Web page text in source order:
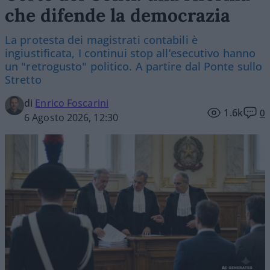
che difende la democrazia
La protesta dei magistrati contabili è
ingiustificata, I continui stop all’esecutivo hanno
un "retrogusto" politico. A partire dal Ponte sullo
Stretto
di Enrico Foscarini
6 Agosto 2026, 12:30
1.6k 0